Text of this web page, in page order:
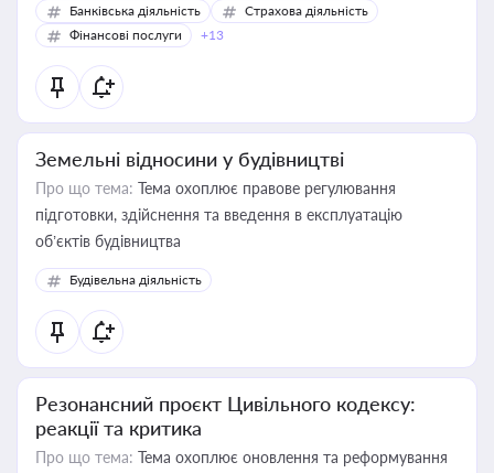
Банківська діяльність
Страхова діяльність
Фінансові послуги
+13
Земельні відносини у будівництві
Про що тема: Тема охоплює правове регулювання
підготовки, здійснення та введення в експлуатацію
об’єктів будівництва
Будівельна діяльність
Резонансний проєкт Цивільного кодексу:
реакції та критика
Про що тема: Тема охоплює оновлення та реформування